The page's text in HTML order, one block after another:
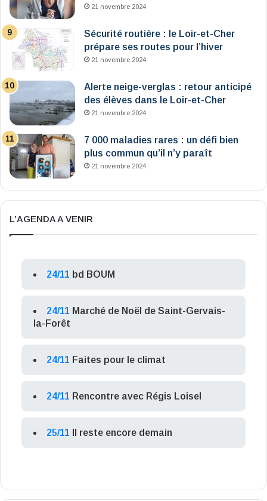
21 novembre 2024
Sécurité routière : le Loir-et-Cher
prépare ses routes pour l’hiver
21 novembre 2024
Alerte neige-verglas : retour anticipé
des élèves dans le Loir-et-Cher
21 novembre 2024
7 000 maladies rares : un défi bien
plus commun qu’il n’y paraît
21 novembre 2024
L’AGENDA A VENIR
24/11 bd BOUM
24/11 Marché de Noël de Saint-Gervais-
la-Forêt
24/11 Faites pour le climat
24/11 Rencontre avec Régis Loisel
25/11 Il reste encore demain